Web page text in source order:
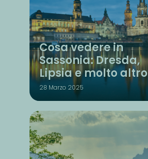
Cosa vedere in
Sassonia: Dresda,
Lipsia e molto altro
28 Marzo 2025